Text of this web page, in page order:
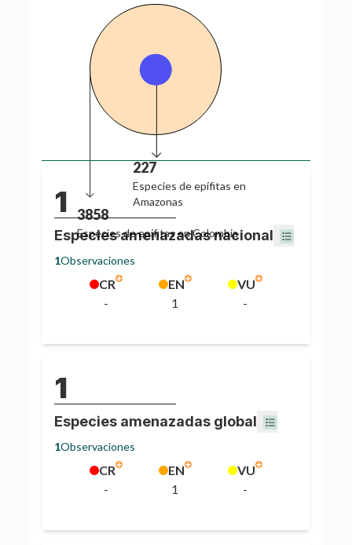
227
Especies deepífitas en
Amazonas
3858
Especies deepífitasenColombia
1
Especies amenazadas nacional
1Observaciones
CR
-
EN
1
VU
-
1
Especies amenazadas global
1Observaciones
CR
-
EN
1
VU
-